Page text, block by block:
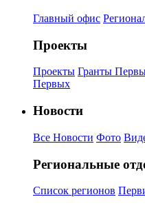
Главный офис
Проекты
Проекты Гранты
Первых
Новости
Все Новости Фото
Региональные
Список регионов